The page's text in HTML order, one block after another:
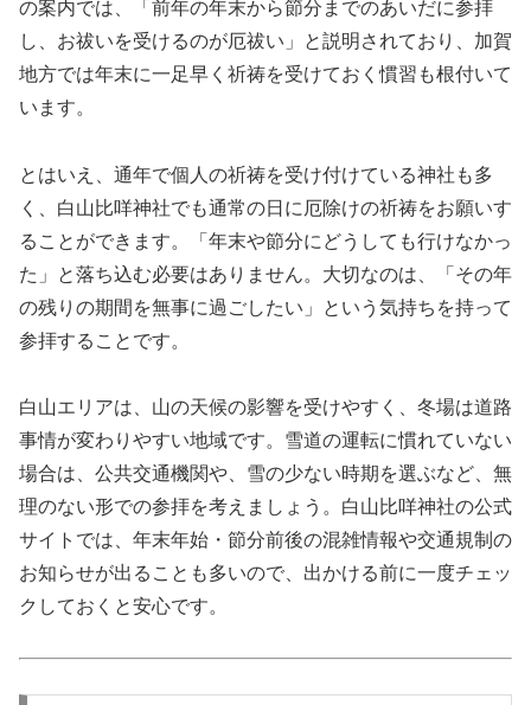
の案内では、「前年の年末から節分までのあいだに参拝
し、お祓いを受けるのが厄祓い」と説明されており、加賀
地方では年末に一足早く祈祷を受けておく慣習も根付いて
います。
とはいえ、通年で個人の祈祷を受け付けている神社も多
く、白山比咩神社でも通常の日に厄除けの祈祷をお願いす
ることができます。「年末や節分にどうしても行けなかっ
た」と落ち込む必要はありません。大切なのは、「その年
の残りの期間を無事に過ごしたい」という気持ちを持って
参拝することです。
白山エリアは、山の天候の影響を受けやすく、冬場は道路
事情が変わりやすい地域です。雪道の運転に慣れていない
場合は、公共交通機関や、雪の少ない時期を選ぶなど、無
理のない形での参拝を考えましょう。白山比咩神社の公式
サイトでは、年末年始・節分前後の混雑情報や交通規制の
お知らせが出ることも多いので、出かける前に一度チェッ
クしておくと安心です。